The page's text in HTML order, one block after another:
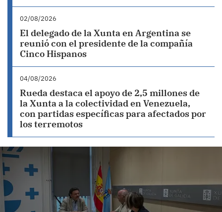
02/08/2026
El delegado de la Xunta en Argentina se
reunió con el presidente de la compañía
Cinco Hispanos
04/08/2026
Rueda destaca el apoyo de 2,5 millones de
la Xunta a la colectividad en Venezuela,
con partidas específicas para afectados por
los terremotos